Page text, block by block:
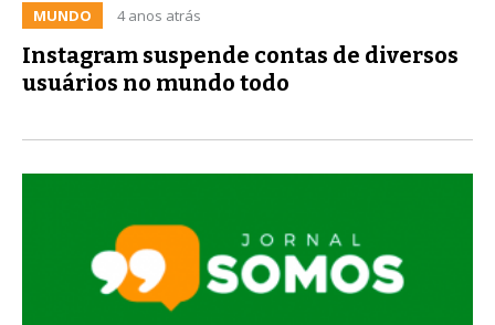
MUNDO 4 anos atrás
Instagram suspende contas de diversos
usuários no mundo todo